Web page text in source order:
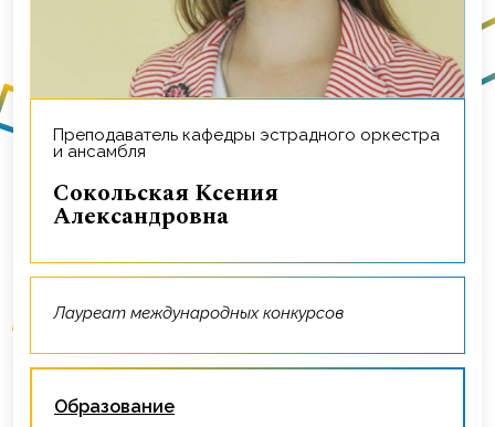
Преподаватель кафедры эстрадного оркестра
и ансамбля
Сокольская Ксения
Александровна
Лауреат международных конкурсов
Образование